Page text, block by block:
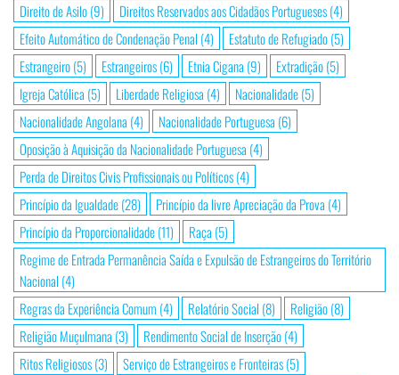
Direito de Asilo(9) Direitos Reservados aos Cidadãos Portugueses(4)
Efeito Automático de Condenação Penal (4) Estatuto de Refugiado(5)
Estrangeiro(5) Estrangeiros(6) Etnia Cigana (9) Extradição(5)
Igreja Católica (5) Liberdade Religiosa (4) Nacionalidade(5)
Nacionalidade Angolana (4) Nacionalidade Portuguesa (6)
Oposição à Aquisição da Nacionalidade Portuguesa (4)
Perda de Direitos Civis Profissionais ou Políticos(4)
Princípio da Igualdade(28) Princípio da livre Apreciação da Prova (4)
Princípio da Proporcionalidade(11) Raça (5)
Regime de Entrada Permanência Saída e Expulsão de Estrangeiros do Território
Nacional (4)
Regras da Experiência Comum (4) Relatório Social (8) Religião(8)
Religião Muçulmana (3) Rendimento Social de Inserção(4)
Ritos Religiosos(3) Serviço de Estrangeiros e Fronteiras(5)